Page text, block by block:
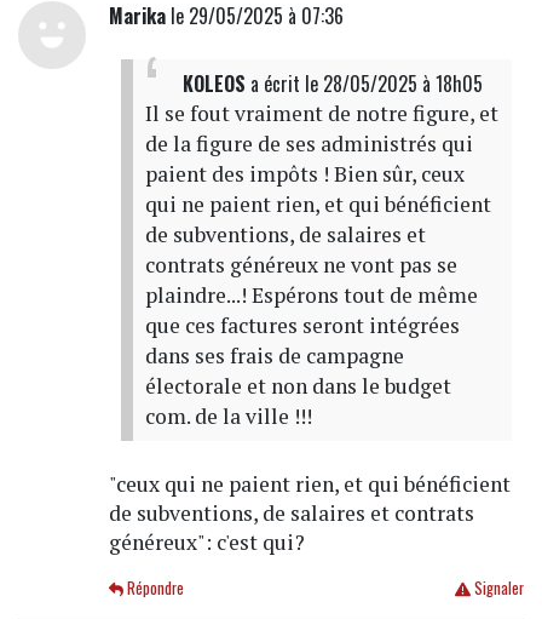
Marikale 29/05/2025 à 07:36
KOLEOS a écrit le 28/05/2025 à 18h05
Il se fout vraiment de notre figure, et
de la figure de ses administrés qui
paient des impôts ! Bien sûr, ceux
qui ne paient rien, et qui bénéficient
de subventions, de salaires et
contrats généreux ne vont pas se
plaindre...! Espérons tout de même
que ces factures seront intégrées
dans ses frais de campagne
électorale et non dans le budget
com. de la ville !!!
"ceux qui ne paient rien, et qui bénéficient
de subventions, de salaires et contrats
généreux": c'est qui?
Signaler
Répondre